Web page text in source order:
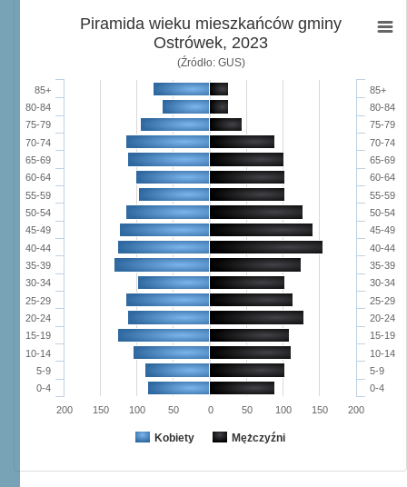
Piramida wieku mieszkańców gminy
Ostrówek, 2023
(Źródło: GUS)
Kobiety Mężczyźni
0-4
5-9
10-14
15-19
20-24
25-29
30-34
35-39
40-44
45-49
50-54
55-59
60-64
65-69
70-74
75-79
80-84
85+
0-4
5-9
10-14
15-19
20-24
25-29
30-34
35-39
40-44
45-49
50-54
55-59
60-64
65-69
70-74
75-79
80-84
85+
200 150 100 50 0 50 100 150 200